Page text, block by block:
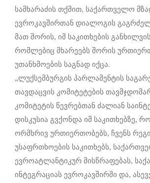
სამხარაძის თქმით, საქართველო
ევროკავშირთან დიალოგის
მათ შორის, იმ საკითხების
რომლებიც მხარეებს შორის
უთანხმოების საგნად იქცა.
„ლუქსემბურგის პარლამენტის
თავდაცვის კომიტეტების
კომიტეტის წევრებთან ძალიან
დისკუსია გვქონდა იმ საკითხებზე,
ორმხრივ ურთიერთობებს, ჩვენს
უსაფრთხოების საკითხებს,
ევროატლანტიკურ მისწრაფებას,
ინტეგრაციას ევროკავშირში და,